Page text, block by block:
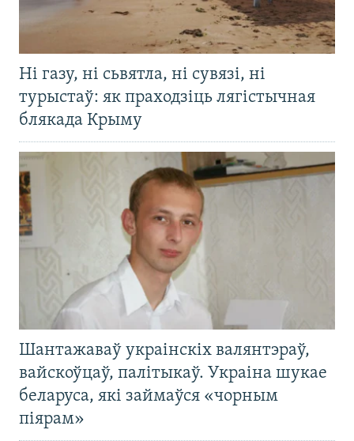
Ні газу, ні сьвятла, ні сувязі, ні
турыстаў: як праходзіць лягістычная
блякада Крыму
Шантажаваў украінскіх валянтэраў,
вайскоўцаў, палітыкаў. Украіна шукае
беларуса, які займаўся «чорным
піярам»